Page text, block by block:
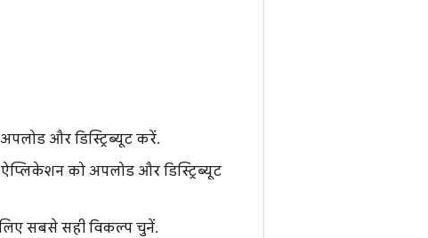
और डिस्ट्रिब्यूट करें.
को अपलोड और डिस्ट्रिब्यूट
सबसे सही विकल्प चुनें.